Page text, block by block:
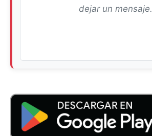
dejar un mensaje.